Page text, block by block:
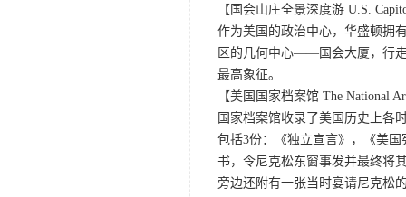
【国会山庄全景深度游 U.S.
作为美国的政治中心，华盛顿拥
区的几何中心——国会大厦，行
最高象征。
【美国国家档案馆 The National
国家档案馆收录了美国历史上各
包括3份：《独立宣言》，《美
书，令尼克松东窗事发并最终将
旁边还附有一张当时宴请尼克松